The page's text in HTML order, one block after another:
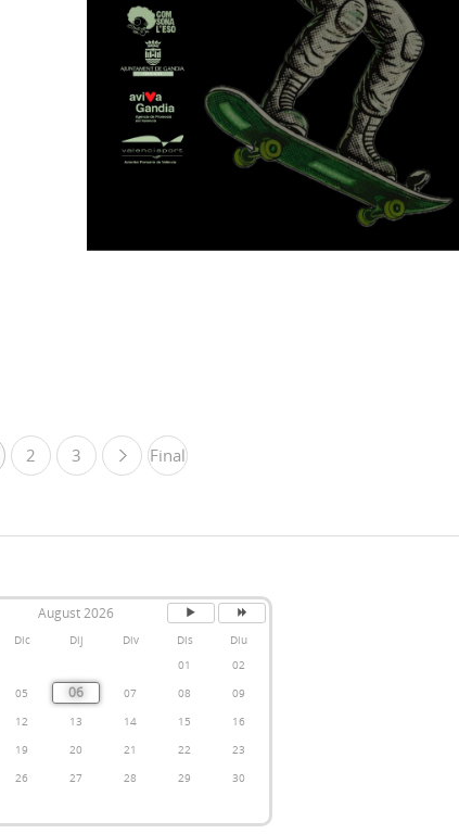
2 3 »
Final
August 2026
Dic Dij Div Dis
Diu
01
02
05 06 07 08
09
12 13 14 15
16
19 20 21 22
23
26 27 28 29
30